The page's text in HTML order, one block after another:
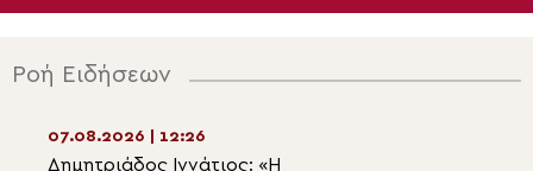
Ροή Ειδήσεων
07.08.2026 | 12:26
Δημητριάδος Ιγνάτιος: «Η